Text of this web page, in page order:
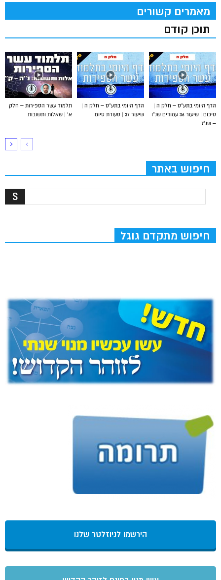
מאמרים קשורים
תוכן קודם
תלמוד עשר הספירות – חלק
א’ | שאלות ותשובות
הדף היומי בתע”ס – חלק ה |
שיעור 37 | סעודת סיום
הדף היומי בתע”ס – חלק ה |
סיכום | שיעור 36 עמודים שנ”ו
– שנ”ז
חיפוש באתר
חיפוש מתקדם גוגל
הירשמו לניוזלטר שלנו